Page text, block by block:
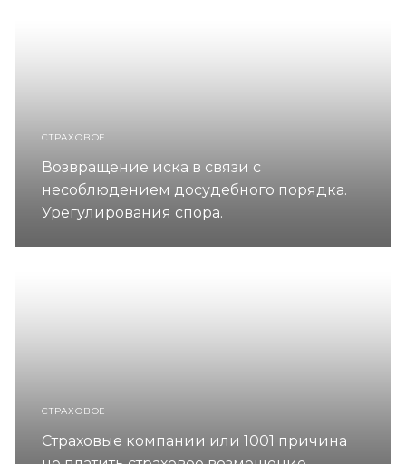
СТРАХОВОЕ
Возвращение иска в связи с
несоблюдением досудебного порядка.
Урегулирования спора.
СТРАХОВОЕ
Страховые компании или 1001 причина